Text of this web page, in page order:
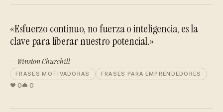
«Esfuerzo continuo, no fuerza o inteligencia, es la
clave para liberar nuestro potencial.»
— Winston Churchill
FRASES MOTIVADORAS FRASES PARA EMPRENDEDORES
0 0